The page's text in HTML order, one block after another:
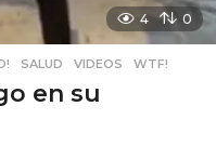
4 0
,SALUD ,VIDEOS ,WTF!
en su